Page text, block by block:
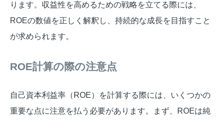
ります。収益性を高めるための戦略を立てる際には、
ROEの数値を正しく解釈し、持続的な成長を目指すこと
が求められます。
ROE計算の際の注意点
自己資本利益率（ROE）を計算する際には、いくつかの
重要な点に注意を払う必要があります。まず、ROEは純